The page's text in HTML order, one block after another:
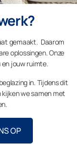
gemaakt. Daarom
oplossingen. Onze
en jouw ruimte.
in. Tijdens dit
we samen met
OP